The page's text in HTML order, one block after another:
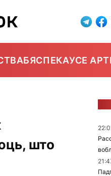
БЯСПЕКАУСЕ
што